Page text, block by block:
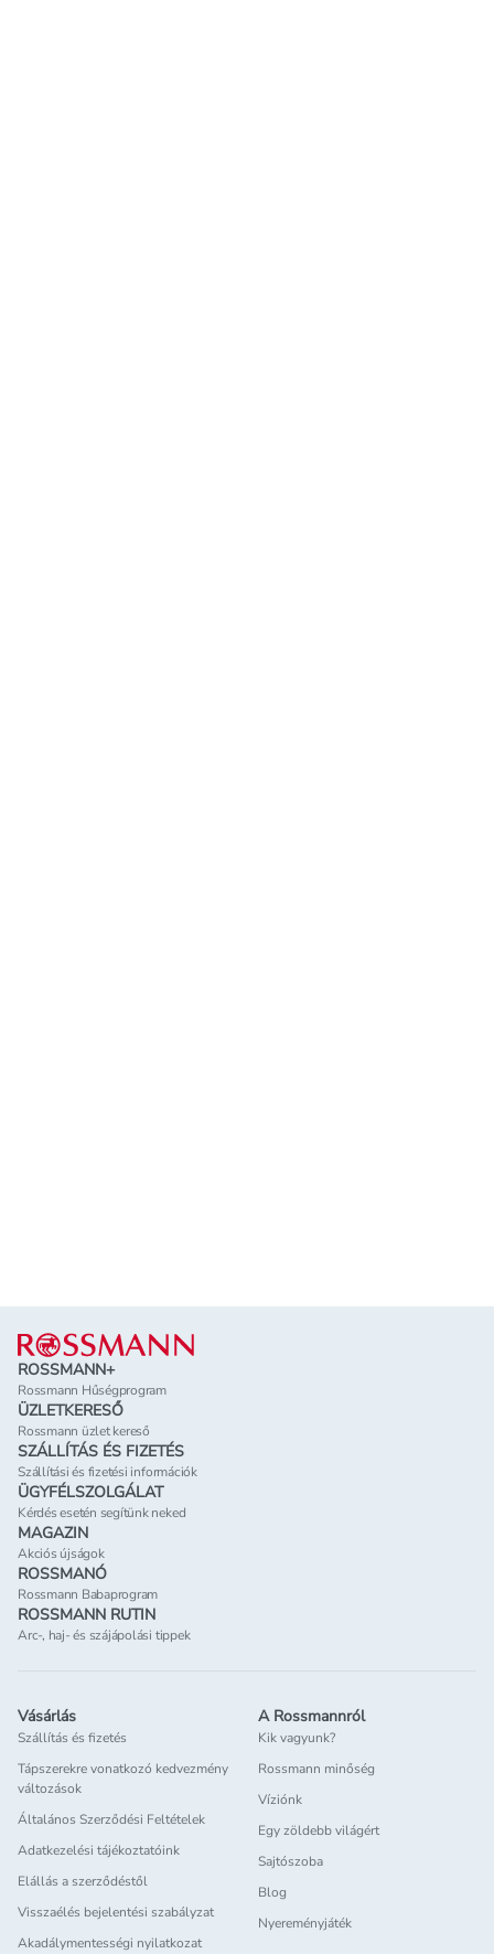
Lábléc
ROSSMANN+
Rossmann Hűségprogram
ÜZLETKERESŐ
Rossmann üzlet kereső
SZÁLLÍTÁS ÉS FIZETÉS
Szállítási és fizetési információk
ÜGYFÉLSZOLGÁLAT
Kérdés esetén segítünk neked
MAGAZIN
Akciós újságok
ROSSMANÓ
Rossmann Babaprogram
ROSSMANN RUTIN
Arc-, haj- és szájápolási tippek
Vásárlás
Szállítás és fizetés
Tápszerekre vonatkozó kedvezmény
változások
Általános Szerződési Feltételek
Adatkezelési tájékoztatóink
Elállás a szerződéstől
Visszaélés bejelentési szabályzat
Akadálymentességi nyilatkozat
A Rossmannról
Kik vagyunk?
Rossmann minőség
Víziónk
Egy zöldebb világért
Sajtószoba
Blog
Nyereményjáték